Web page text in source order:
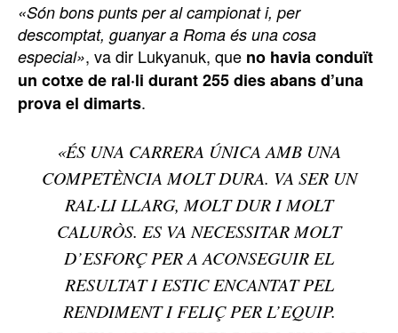
«Són bons punts per al campionat i, per
descomptat, guanyar a Roma és una cosa
especial», va dir Lukyanuk, que no havia conduït
un cotxe de ral·li durant 255 dies abans d’una
prova el dimarts.
«ÉS UNA CARRERA ÚNICA AMB UNA
COMPETÈNCIA MOLT DURA. VA SER UN
RAL·LI LLARG, MOLT DUR I MOLT
CALURÒS. ES VA NECESSITAR MOLT
D’ESFORÇ PER A ACONSEGUIR EL
RESULTAT I ESTIC ENCANTAT PEL
RENDIMENT I FELIÇ PER L’EQUIP.